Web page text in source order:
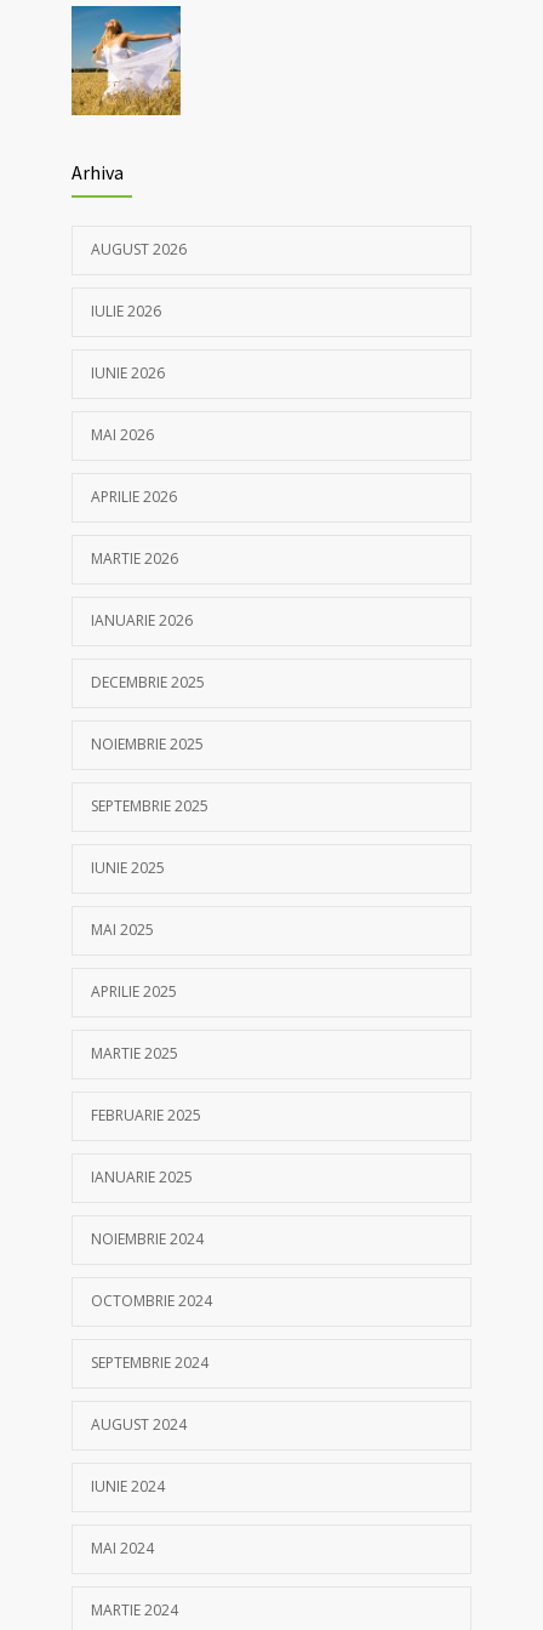
Arhiva
AUGUST 2026
IULIE 2026
IUNIE 2026
MAI 2026
APRILIE 2026
MARTIE 2026
IANUARIE 2026
DECEMBRIE 2025
NOIEMBRIE 2025
SEPTEMBRIE 2025
IUNIE 2025
MAI 2025
APRILIE 2025
MARTIE 2025
FEBRUARIE 2025
IANUARIE 2025
NOIEMBRIE 2024
OCTOMBRIE 2024
SEPTEMBRIE 2024
AUGUST 2024
IUNIE 2024
MAI 2024
MARTIE 2024